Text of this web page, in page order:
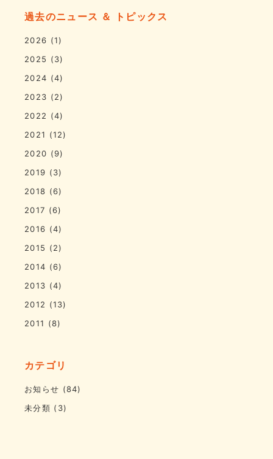
過去のニュース ＆ トピックス
2026 (1)
2025 (3)
2024 (4)
2023 (2)
2022 (4)
2021 (12)
2020 (9)
2019 (3)
2018 (6)
2017 (6)
2016 (4)
2015 (2)
2014 (6)
2013 (4)
2012 (13)
2011 (8)
カテゴリ
お知らせ (84)
未分類 (3)